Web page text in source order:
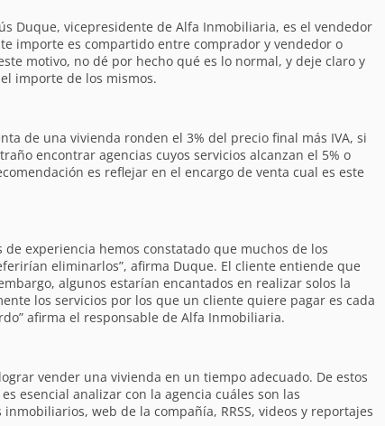
Duque, vicepresidente de Alfa Inmobiliaria, es el vendedor
importe es compartido entre comprador y vendedor o
motivo, no dé por hecho qué es lo normal, y deje claro y
importe de los mismos.
de una vivienda ronden el 3% del precio final más IVA, si
encontrar agencias cuyos servicios alcanzan el 5% o
es reflejar en el encargo de venta cual es este
de experiencia hemos constatado que muchos de los
eliminarlos”, afirma Duque. El cliente entiende que
algunos estarían encantados en realizar solos la
los servicios por los que un cliente quiere pagar es cada
afirma el responsable de Alfa Inmobiliaria.
vender una vivienda en un tiempo adecuado. De estos
esencial analizar con la agencia cuáles son las
web de la compañía, RRSS, videos y reportajes